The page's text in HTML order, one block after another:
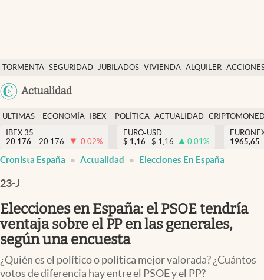
TORMENTA SEGURIDAD JUBILADOS VIVIENDA ALQUILER
USA
Colombia
Actualidad
Economía y finanzas
Política
Actualidad
Criptomonedas
España
ULTIMAS
NOTICIAS
ECONOMÍA
FINANZAS
IBEX
EURO
POLÍTICA ACTUALIDAD
IBEX 35
20.176
20.176 -0.02%
EURO-USD
$ 1,16 $ 1,16 0.01%
1965,65
Cronista España Actualidad Elecciones En España
23-J
Elecciones en España: el PSOE tendría
ventaja sobre el PP en las generales,
según una encuesta
¿Quién es el político o política mejor valorada? ¿Cuántos
votos de diferencia hay entre el PSOE y el PP?